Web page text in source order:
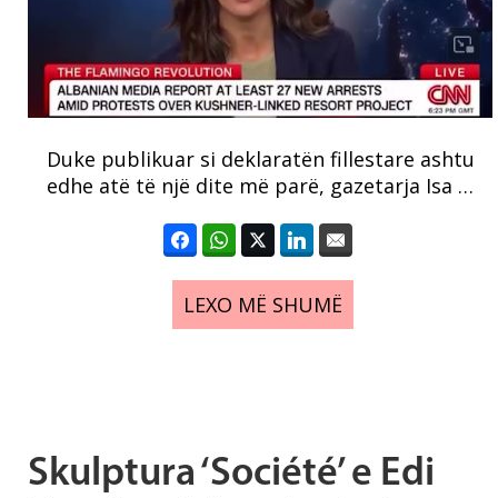
Duke publikuar si deklaratën fillestare ashtu
edhe atë të një dite më parë, gazetarja Isa …
LEXO MË SHUMË
Skulptura ‘Société’ e Edi